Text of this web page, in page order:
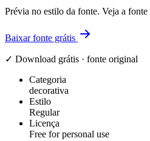
Prévia no estilo da fonte. Veja a
Baixar fonte grátis
✓ Download grátis · fonte original
Categoria
decorativa
Estilo
Regular
Licença
Free for personal use